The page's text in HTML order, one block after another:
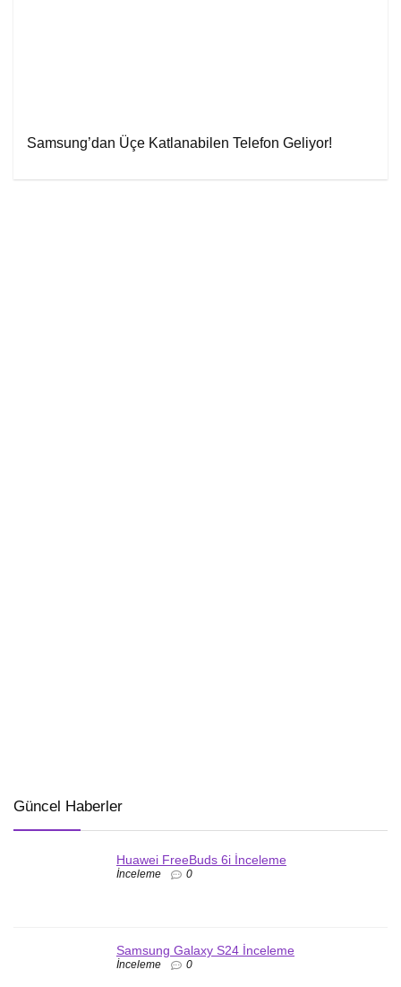
Samsung’dan Üçe Katlanabilen Telefon Geliyor!
Güncel Haberler
Huawei FreeBuds 6i İnceleme
İnceleme 0
Samsung Galaxy S24 İnceleme
İnceleme 0